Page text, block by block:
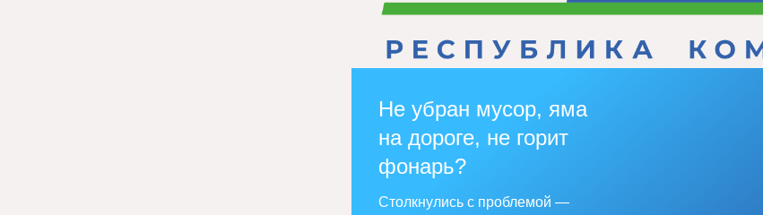
Не убран мусор, яма
на дороге, не горит
фонарь?
Столкнулись с проблемой —